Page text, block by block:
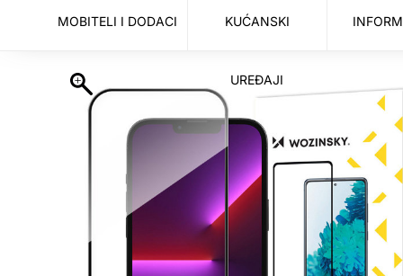
MOBITELI I DODACI KUĆANSKI
UREĐAJI